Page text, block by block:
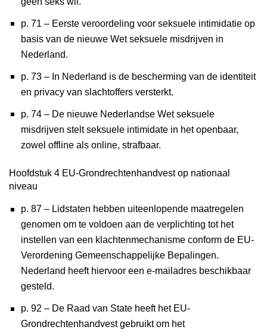
p. 71 – Eerste veroordeling voor seksuele intimidatie op
basis van de nieuwe Wet seksuele misdrijven in
Nederland.
p. 73 – In Nederland is de bescherming van de identiteit
en privacy van slachtoffers versterkt.
p. 74 – De nieuwe Nederlandse Wet seksuele
misdrijven stelt seksuele intimidate in het openbaar,
zowel offline als online, strafbaar.
Hoofdstuk 4 EU-Grondrechtenhandvest op nationaal
niveau
p. 87 – Lidstaten hebben uiteenlopende maatregelen
genomen om te voldoen aan de verplichting tot het
instellen van een klachtenmechanisme conform de EU-
Verordening Gemeenschappelijke Bepalingen.
Nederland heeft hiervoor een e-mailadres beschikbaar
gesteld.
p. 92 – De Raad van State heeft het EU-
Grondrechtenhandvest gebruikt om het